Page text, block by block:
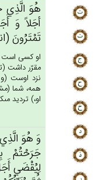
هُوَ
أجَلاً وَ
تَمْتَرُون‌َ
او كسى است
مقرّر داشت
نزد اوست
همه، شما
او،) ترديد
وَ هُوَ
جَرَحْتُمْ‌
لِيُقْضَي‌